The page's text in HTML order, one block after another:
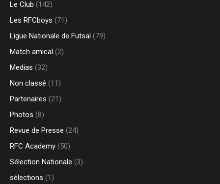
Le Club (142)
Les RFCboys (71)
Ligue Nationale de Futsal (79)
Match amical (2)
Medias (32)
Non classé (11)
Partenaires (21)
Photos (8)
Revue de Presse (24)
RFC Academy (50)
Sélection Nationale (3)
sélections (1)